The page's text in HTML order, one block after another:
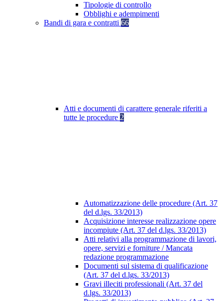
Tipologie di controllo
Obblighi e adempimenti
Bandi di gara e contratti 66
Atti e documenti di carattere generale riferiti a
tutte le procedure 2
Automatizzazione delle procedure (Art. 37
del d.lgs. 33/2013)
Acquisizione interesse realizzazione opere
incompiute (Art. 37 del d.lgs. 33/2013)
Atti relativi alla programmazione di lavori,
opere, servizi e forniture / Mancata
redazione programmazione
Documenti sul sistema di qualificazione
(Art. 37 del d.lgs. 33/2013)
Gravi illeciti professionali (Art. 37 del
d.lgs. 33/2013)